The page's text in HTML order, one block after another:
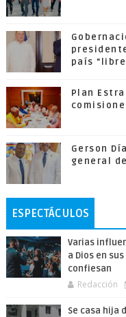
país "libre
Plan
Gerson
general
ESPECTÁCULOS
Varias
a Dios en
confiesan
Redacción
Se casa hija